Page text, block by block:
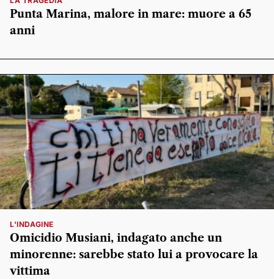
Punta Marina, malore in mare: muore a 65
anni
L'INDAGINE
Omicidio Musiani, indagato anche un
minorenne: sarebbe stato lui a provocare la
vittima